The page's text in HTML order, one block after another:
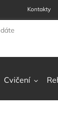
Kontakty
Cvičení